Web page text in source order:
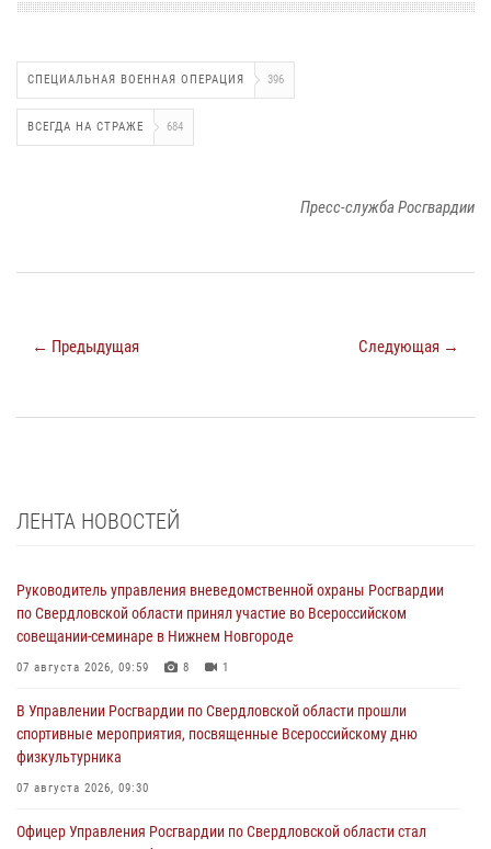
СПЕЦИАЛЬНАЯ ВОЕННАЯ ОПЕРАЦИЯ 396
ВСЕГДА НА СТРАЖЕ 684
Пресс-служба Росгвардии
← Предыдущая Следующая →
ЛЕНТА НОВОСТЕЙ
Руководитель управления вневедомственной охраны Росгвардии
по Свердловской области принял участие во Всероссийском
совещании-семинаре в Нижнем Новгороде
07 августа 2026, 09:59 8 1
В Управлении Росгвардии по Свердловской области прошли
спортивные мероприятия, посвященные Всероссийскому дню
физкультурника
07 августа 2026, 09:30
Офицер Управления Росгвардии по Свердловской области стал